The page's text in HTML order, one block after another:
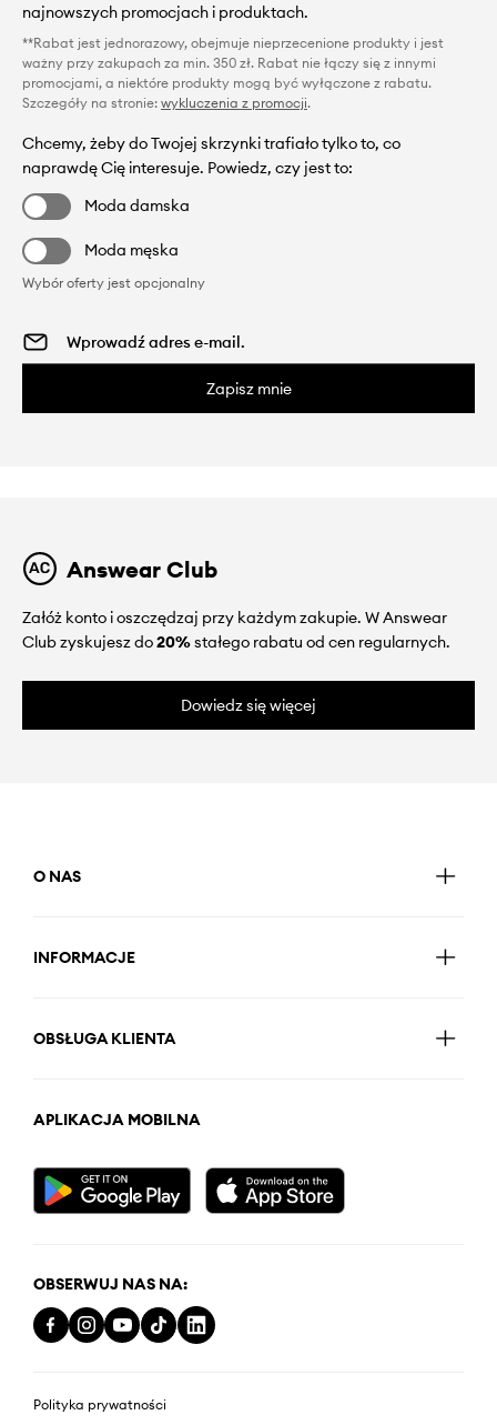
najnowszych promocjach i produktach.
**Rabat jest jednorazowy, obejmuje nieprzecenione produkty i jest
ważny przy zakupach za min. 350 zł. Rabat nie łączy się z innymi
promocjami, a niektóre produkty mogą być wyłączone z rabatu.
Szczegóły na stronie: wykluczenia z promocji.
Chcemy, żeby do Twojej skrzynki trafiało tylko to, co
naprawdę Cię interesuje. Powiedz, czy jest to:
Moda damska
Moda męska
Wybór oferty jest opcjonalny
Zapisz mnie
Answear Club
Załóż konto i oszczędzaj przy każdym zakupie. W Answear
Club zyskujesz do20%stałego rabatu od cen regularnych.
Dowiedz się więcej
O NAS
INFORMACJE
OBSŁUGA KLIENTA
APLIKACJA MOBILNA
OBSERWUJ NAS NA:
Polityka prywatności